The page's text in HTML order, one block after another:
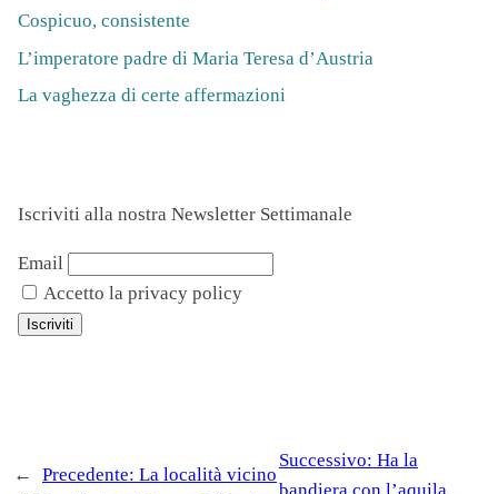
Cospicuo, consistente
L’imperatore padre di Maria Teresa d’Austria
La vaghezza di certe affermazioni
Iscriviti alla nostra Newsletter Settimanale
Email
Accetto la privacy policy
← Precedente: La località vicino
Successivo: Ha la